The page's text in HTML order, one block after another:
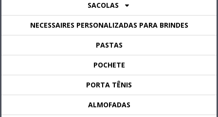
SACOLAS
NECESSAIRES PERSONALIZADAS PARA BRINDES
PASTAS
POCHETE
PORTA TÊNIS
ALMOFADAS